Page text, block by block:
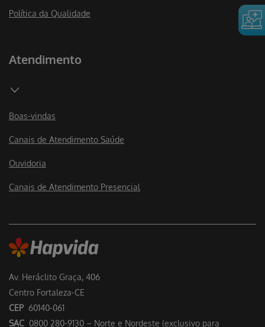
Av. Heráclito Graça, 406
Centro Fortaleza-CE
CEP 60140-061
SAC 0800 280-9130 – Norte e Nordeste (exclusivo para
Política da Qualidade
Atendimento
Boas-vindas
Canais de Atendimento Saúde
Ouvidoria
Canais de Atendimento Presencial